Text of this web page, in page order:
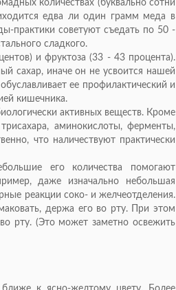
количествах (буквально сотни
едва ли один грамм меда в
практики советуют съедать по 50 -
сладкого.
и фруктоза (33 - 43 процента).
сахар, иначе он не усвоится нашей
ее профилактический и
кишечника.
активных веществ. Кроме
аминокислоты, ферменты,
что наличествуют практически
его количества помогают
даже изначально небольшая
реакции соко- и желчеотделения.
держа его во рту. При этом
рту. (Это может заметно освежить